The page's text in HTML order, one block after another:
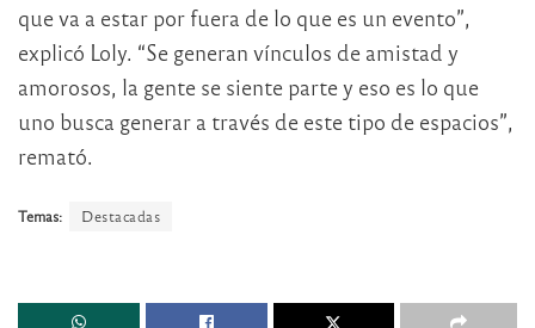
que va a estar por fuera de lo que es un evento”,
explicó Loly. “Se generan vínculos de amistad y
amorosos, la gente se siente parte y eso es lo que
uno busca generar a través de este tipo de espacios”,
remató.
Temas: Destacadas